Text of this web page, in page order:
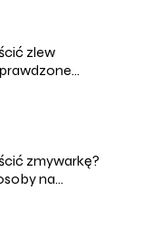
zlew
zmywarkę?
na